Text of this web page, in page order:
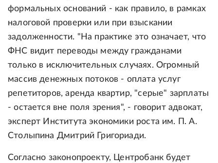
формальных оснований - как правило, в рамках
налоговой проверки или при взыскании
задолженности. "На практике это означает, что
ФНС видит переводы между гражданами
только в исключительных случаях. Огромный
массив денежных потоков - оплата услуг
репетиторов, аренда квартир, "серые" зарплаты
- остается вне поля зрения", - говорит адвокат,
эксперт Института экономики роста им. П. А.
Столыпина Дмитрий Григориади.
Согласно законопроекту, Центробанк будет